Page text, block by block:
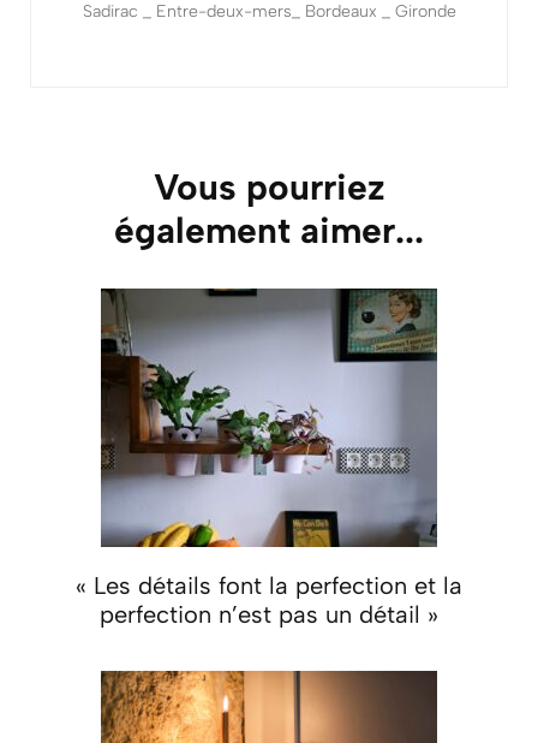
Sadirac _ Entre-deux-mers_ Bordeaux _ Gironde
Vous pourriez
également aimer...
« Les détails font la perfection et la
perfection n’est pas un détail »